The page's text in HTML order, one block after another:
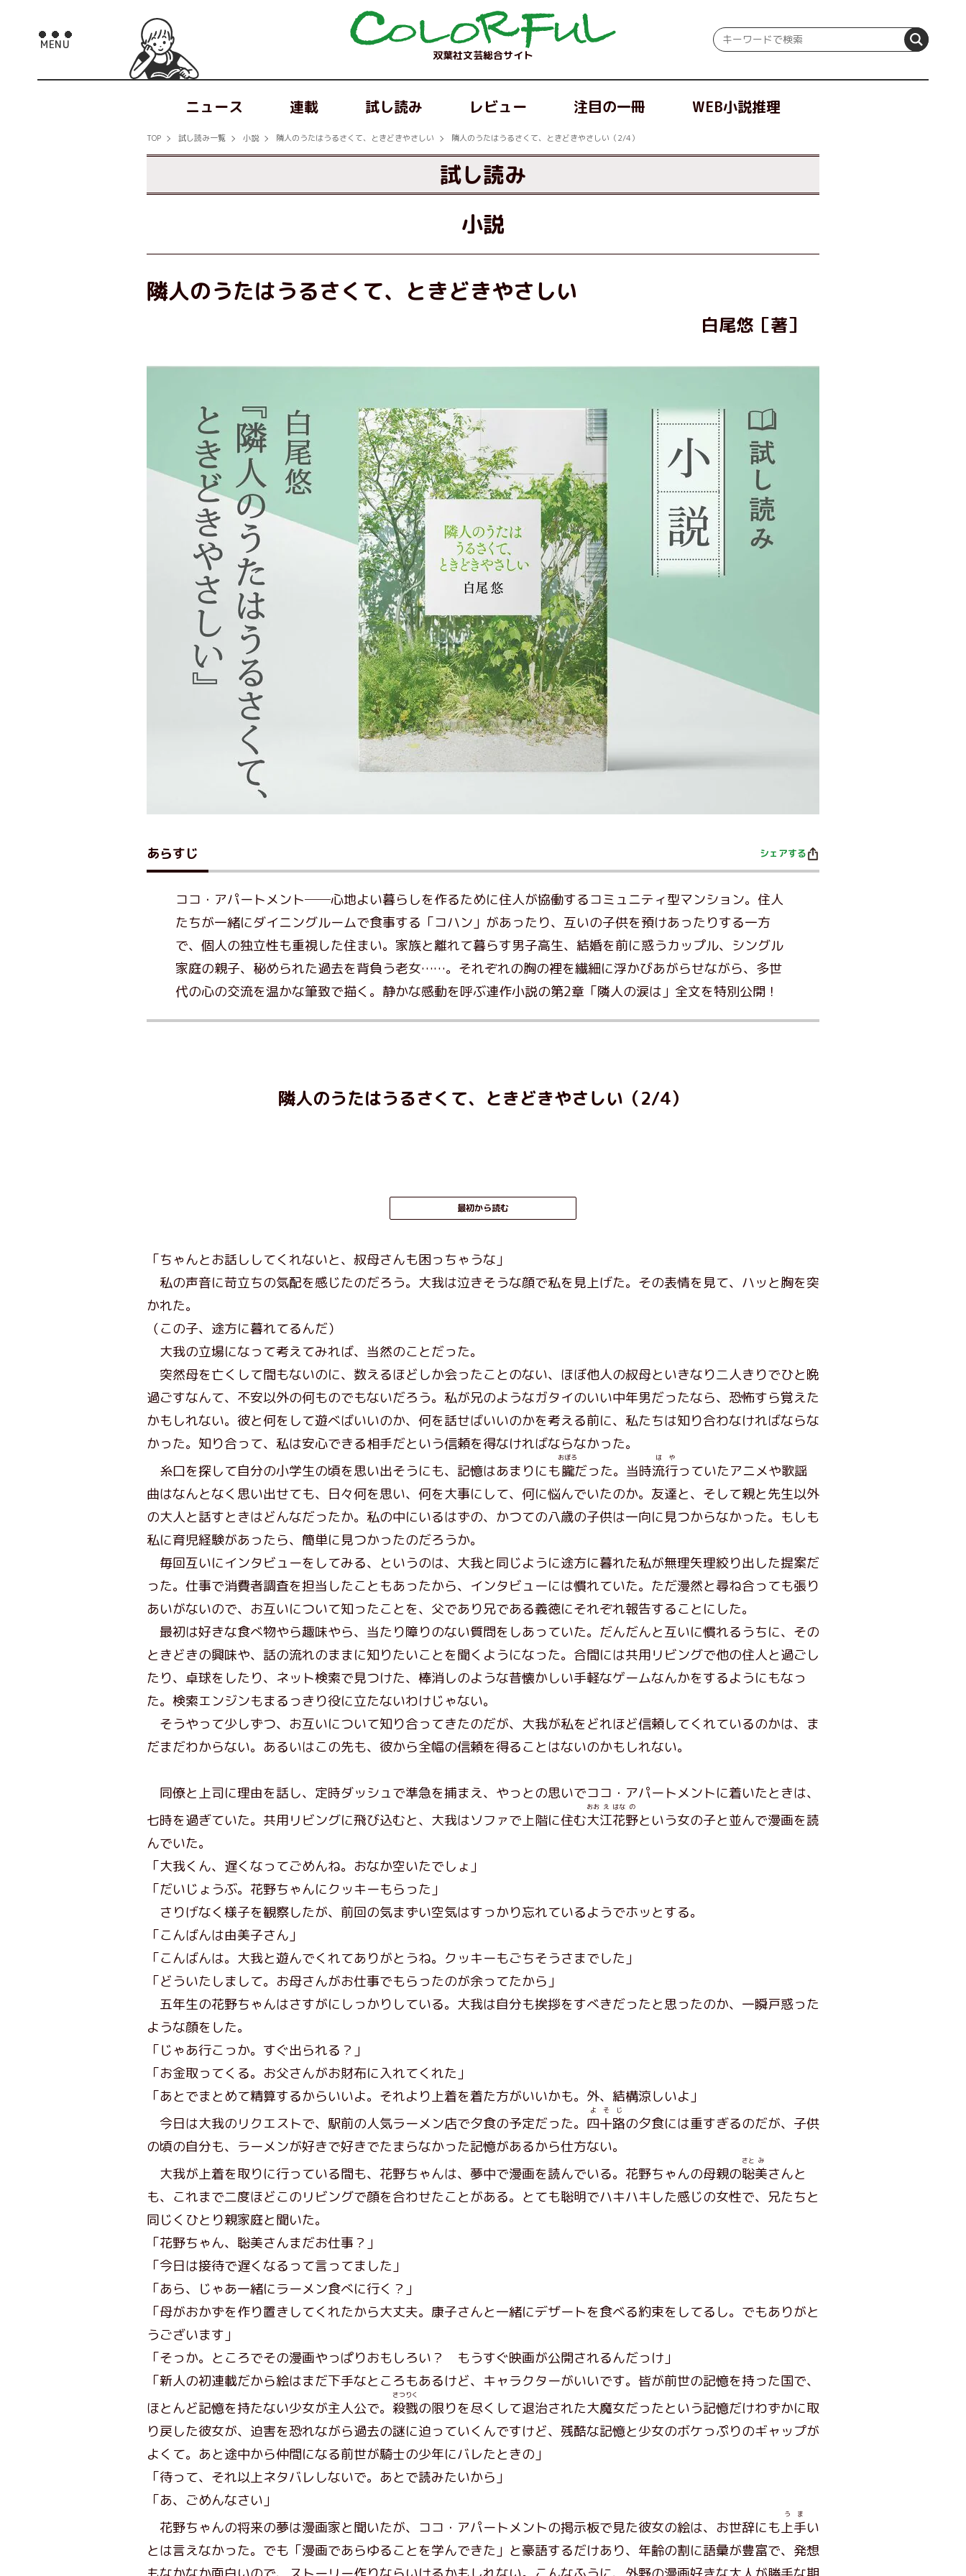
双葉社文芸総合サイト
ニュース 連載 試し読み レビュー 注目の一冊 WEB小説推理
TOP 試し読み一覧 小説 隣人のうたはうるさくて、ときどきやさしい 隣人のうたはうるさくて、ときどきやさしい（2/4）
試し読み
小説
隣人のうたはうるさくて、ときどきやさしい
白尾悠［著］
あらすじ シェアする
ココ・アパートメント──心地よい暮らしを作るために住人が協働するコミュニティ型マンション。住人
たちが一緒にダイニングルームで食事する「コハン」があったり、互いの子供を預けあったりする一方
で、個人の独立性も重視した住まい。家族と離れて暮らす男子高生、結婚を前に惑うカップル、シングル
家庭の親子、秘められた過去を背負う老女……。それぞれの胸の裡を繊細に浮かびあがらせながら、多世
代の心の交流を温かな筆致で描く。静かな感動を呼ぶ連作小説の第2章「隣人の涙は」全文を特別公開！
隣人のうたはうるさくて、ときどきやさしい（2/4）
最初から読む
「ちゃんとお話ししてくれないと、叔母さんも困っちゃうな」
私の声音に苛立ちの気配を感じたのだろう。大我は泣きそうな顔で私を見上げた。その表情を見て、ハッと胸を突
かれた。
（この子、途方に暮れてるんだ）
大我の立場になって考えてみれば、当然のことだった。
突然母を亡くして間もないのに、数えるほどしか会ったことのない、ほぼ他人の叔母といきなり二人きりでひと晩
過ごすなんて、不安以外の何ものでもないだろう。私が兄のようなガタイのいい中年男だったなら、恐怖すら覚えた
かもしれない。彼と何をして遊べばいいのか、何を話せばいいのかを考える前に、私たちは知り合わなければならな
かった。知り合って、私は安心できる相手だという信頼を得なければならなかった。
糸口を探して自分の小学生の頃を思い出そうにも、記憶はあまりにも朧
おぼろ
だった。当時流行
はや
っていたアニメや歌謡
曲はなんとなく思い出せても、日々何を思い、何を大事にして、何に悩んでいたのか。友達と、そして親と先生以外
の大人と話すときはどんなだったか。私の中にいるはずの、かつての八歳の子供は一向に見つからなかった。もしも
私に育児経験があったら、簡単に見つかったのだろうか。
毎回互いにインタビューをしてみる、というのは、大我と同じように途方に暮れた私が無理矢理絞り出した提案だ
った。仕事で消費者調査を担当したこともあったから、インタビューには慣れていた。ただ漫然と尋ね合っても張り
あいがないので、お互いについて知ったことを、父であり兄である義徳にそれぞれ報告することにした。
最初は好きな食べ物やら趣味やら、当たり障りのない質問をしあっていた。だんだんと互いに慣れるうちに、その
ときどきの興味や、話の流れのままに知りたいことを聞くようになった。合間には共用リビングで他の住人と過ごし
たり、卓球をしたり、ネット検索で見つけた、棒消しのような昔懐かしい手軽なゲームなんかをするようにもなっ
た。検索エンジンもまるっきり役に立たないわけじゃない。
そうやって少しずつ、お互いについて知り合ってきたのだが、大我が私をどれほど信頼してくれているのかは、ま
だまだわからない。あるいはこの先も、彼から全幅の信頼を得ることはないのかもしれない。
同僚と上司に理由を話し、定時ダッシュで準急を捕まえ、やっとの思いでココ・アパートメントに着いたときは、
七時を過ぎていた。共用リビングに飛び込むと、大我はソファで上階に住む大
おお
江
え
花
はな
野
の
という女の子と並んで漫画を読
んでいた。
「大我くん、遅くなってごめんね。おなか空いたでしょ」
「だいじょうぶ。花野ちゃんにクッキーもらった」
さりげなく様子を観察したが、前回の気まずい空気はすっかり忘れているようでホッとする。
「こんばんは由美子さん」
「こんばんは。大我と遊んでくれてありがとうね。クッキーもごちそうさまでした」
「どういたしまして。お母さんがお仕事でもらったのが余ってたから」
五年生の花野ちゃんはさすがにしっかりしている。大我は自分も挨拶をすべきだったと思ったのか、一瞬戸惑った
ような顔をした。
「じゃあ行こっか。すぐ出られる？」
「お金取ってくる。お父さんがお財布に入れてくれた」
「あとでまとめて精算するからいいよ。それより上着を着た方がいいかも。外、結構涼しいよ」
今日は大我のリクエストで、駅前の人気ラーメン店で夕食の予定だった。 四十路
よそじ
の夕食には重すぎるのだが、子供
の頃の自分も、ラーメンが好きで好きでたまらなかった記憶があるから仕方ない。
大我が上着を取りに行っている間も、花野ちゃんは、夢中で漫画を読んでいる。花野ちゃんの母親の聡
さと
美
み
さんと
も、これまで二度ほどこのリビングで顔を合わせたことがある。とても聡明でハキハキした感じの女性で、兄たちと
同じくひとり親家庭と聞いた。
「花野ちゃん、聡美さんまだお仕事？」
「今日は接待で遅くなるって言ってました」
「あら、じゃあ一緒にラーメン食べに行く？」
「母がおかずを作り置きしてくれたから大丈夫。康子さんと一緒にデザートを食べる約束をしてるし。でもありがと
うございます」
「そっか。ところでその漫画やっぱりおもしろい？ もうすぐ映画が公開されるんだっけ」
「新人の初連載だから絵はまだ下手なところもあるけど、キャラクターがいいです。皆が前世の記憶を持った国で、
ほとんど記憶を持たない少女が主人公で。 殺戮
さつりく
の限りを尽くして退治された大魔女だったという記憶だけわずかに取
り戻した彼女が、迫害を恐れながら過去の謎に迫っていくんですけど、残酷な記憶と少女のボケっぷりのギャップが
よくて。あと途中から仲間になる前世が騎士の少年にバレたときの」
「待って、それ以上ネタバレしないで。あとで読みたいから」
「あ、ごめんなさい」
花野ちゃんの将来の夢は漫画家と聞いたが、ココ・アパートメントの掲示板で見た彼女の絵は、お世辞にも上手
うま
い
とは言えなかった。でも「漫画であらゆることを学んできた」と豪語するだけあり、年齢の割に語彙が豊富で、発想